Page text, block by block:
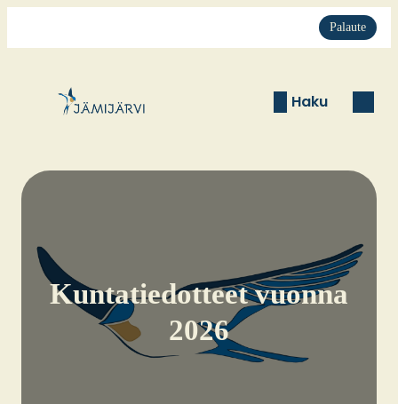
Palaute
Haku
Kun­ta­tie­dot­teet vuon­na
2026